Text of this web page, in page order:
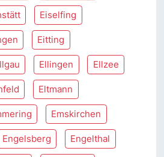
Eiselfing
Eitting
Ellingen Ellzee
Eltmann
Emskirchen
Engelsberg Engelthal